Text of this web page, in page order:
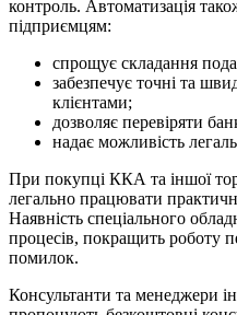
контроль. Автоматизація
підприємцям:
спрощує складання
забезпечує точні та
клієнтами;
дозволяє перевіряти
надає можливість
При покупці ККА та іншої
легально працювати
Наявність спеціального
процесів, покращить роботу
помилок.
Консультанти та менеджери